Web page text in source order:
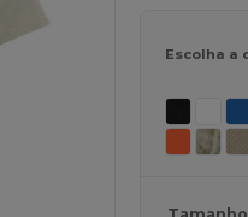
Escolha a